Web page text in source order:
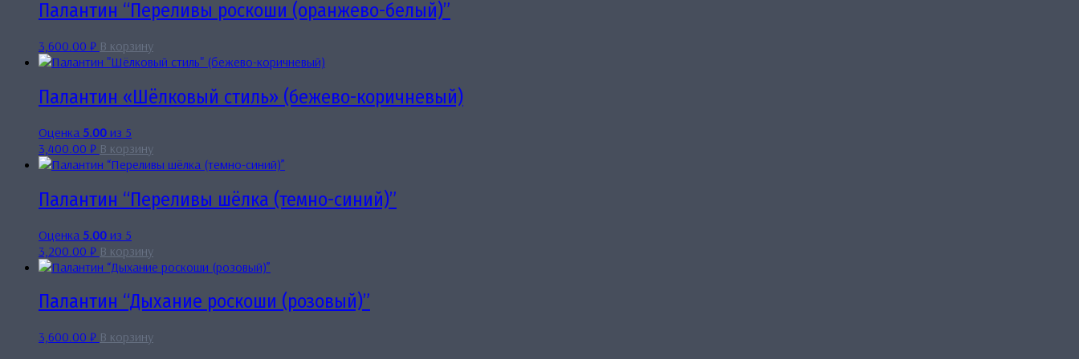
Палантин “Переливы роскоши (оранжево-белый)”
3,600.00 ₽ В корзину
Палантин «Шёлковый стиль» (бежево-коричневый)
Оценка 5.00 из 5
3,400.00 ₽ В корзину
Палантин “Переливы шёлка (темно-синий)”
Оценка 5.00 из 5
3,200.00 ₽ В корзину
Палантин “Дыхание роскоши (розовый)”
3,600.00 ₽ В корзину